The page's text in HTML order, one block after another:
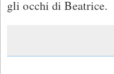
gli occhi di Beatrice.